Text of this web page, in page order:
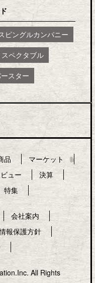
ピングルカンパニー
スペクタブル
スター
品
マーケット
ュー
決算
特集
会社案内
報保護方針
All Rights